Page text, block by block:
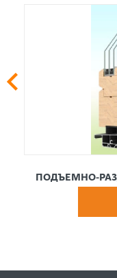
ПОДЪЕМНО-